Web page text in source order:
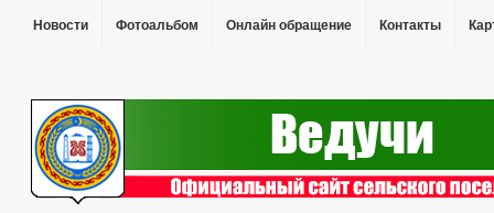
Новости Фотоальбом Онлайн обращение Контакты